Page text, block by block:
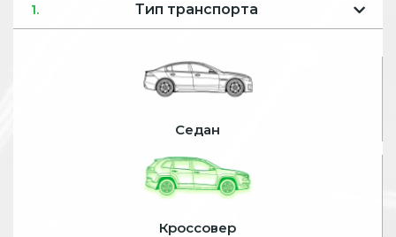
1. Тип транспорта
Седан
Кроссовер